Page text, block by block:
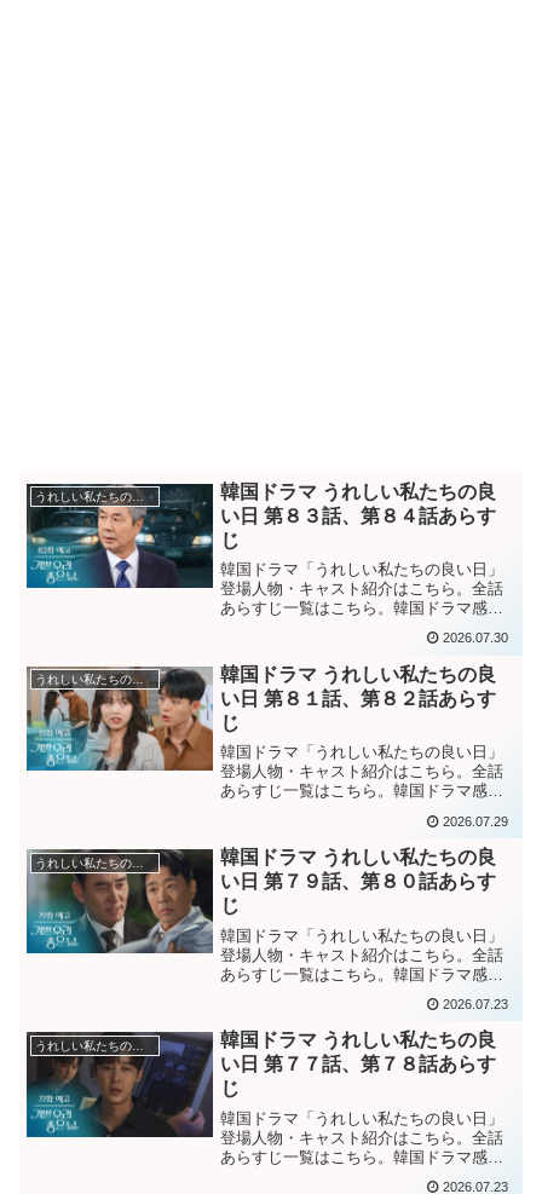
うれしい私たちの良い日
韓国ドラマ うれしい私たちの良
い日 第８３話、第８４話あらす
じ
韓国ドラマ「うれしい私たちの良い日」
登場人物・キャスト紹介はこちら。全話
あらすじ一覧はこちら。韓国ドラマ感想
ブログはこちらから。韓国ドラマ「嬉し
い私たちの良い日」第８３話あらすじ ”２
５年前でもう時効も過ぎているのに””恩を
仇で返すのか？？...
2026.07.30
うれしい私たちの良い日
韓国ドラマ うれしい私たちの良
い日 第８１話、第８２話あらす
じ
韓国ドラマ「うれしい私たちの良い日」
登場人物・キャスト紹介はこちら。全話
あらすじ一覧はこちら。韓国ドラマ感想
い私たちの良い日」第８１話あらすじま
だ韓国に残るかアメリカに戻るか悩んで
いるギョル。どちらにして...
2026.07.29
うれしい私たちの良い日
韓国ドラマ うれしい私たちの良
い日 第７９話、第８０話あらす
じ
韓国ドラマ「うれしい私たちの良い日」
登場人物・キャスト紹介はこちら。全話
あらすじ一覧はこちら。韓国ドラマ感想
しい私たちの良い日」第７９話あらすじ
ウンエが探した記事によると、ギョル実
父が死亡した事故はギョル...
2026.07.23
うれしい私たちの良い日
韓国ドラマ うれしい私たちの良
い日 第７７話、第７８話あらす
じ
韓国ドラマ「うれしい私たちの良い日」
登場人物・キャスト紹介はこちら。全話
あらすじ一覧はこちら。韓国ドラマ感想
2026.07.23